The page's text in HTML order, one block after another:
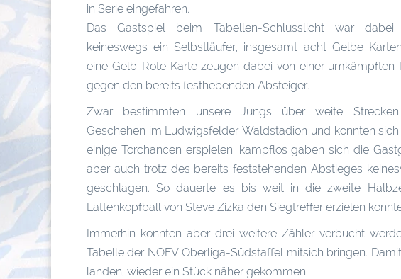
in Serie eingefahren.
Das Gastspiel beim Tabellen-Schlusslicht war dabei
keineswegs ein Selbstläufer, insgesamt acht Gelbe
eine Gelb-Rote Karte zeugen dabei von einer umkämpften
gegen den bereits festhebenden Absteiger.
Zwar bestimmten unsere Jungs über weite
Geschehen im Ludwigsfelder Waldstadion und konnten
einige Torchancen erspielen, kampflos gaben sich die
aber auch trotz des bereits feststehenden Abstieges
geschlagen. So dauerte es bis weit in die zweite
Lattenkopfball von Steve Zizka den Siegtreffer erzielen
Immerhin konnten aber drei weitere Zähler verbucht
Tabelle der NOFV Oberliga-Südstaffel mitsich bringen.
landen, wieder ein Stück näher gekommen.